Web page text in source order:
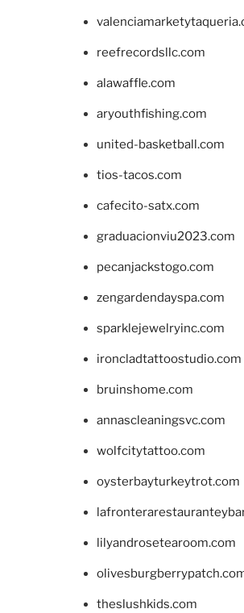
reefrecordsllc.com
alawaffle.com
aryouthfishing.com
united-basketball.com
tios-tacos.com
cafecito-satx.com
graduacionviu2023.com
pecanjackstogo.com
zengardendayspa.com
sparklejewelryinc.com
ironcladtattoostudio.com
bruinshome.com
annascleaningsvc.com
wolfcitytattoo.com
oysterbayturkeytrot.com
lilyandrosetearoom.com
theslushkids.com